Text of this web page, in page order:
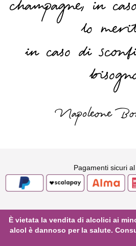
champagne, in
lo
in caso di
Napoleone
Pagamenti sicuri
È vietata la vendita di alcolici ai
alcol è dannoso per la salute.